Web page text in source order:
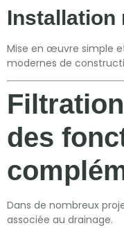
Installation
Mise en œuvre simple
modernes de
des
Dans de nombreux
associée au drainage.